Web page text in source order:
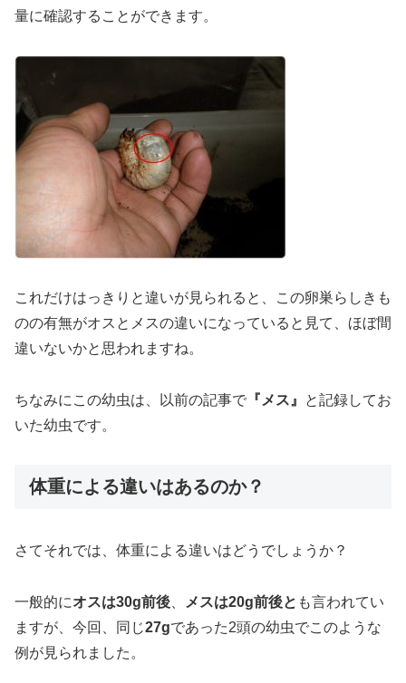
量に確認することができます。
これだけはっきりと違いが見られると、この卵巣らしきも
のの有無がオスとメスの違いになっていると見て、ほぼ間
違いないかと思われますね。
ちなみにこの幼虫は、以前の記事で 『メス』
と記録してお
いた幼虫です。
体重による違いはあるのか？
さてそれでは、体重による違いはどうでしょうか？
一般的にオスは30g前後 メスは20g前後と も言われてい
ますが、今回、同じ27gであった2頭の幼虫でこのような
例が見られました。